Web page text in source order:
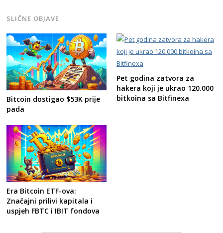
SLIČNE OBJAVE
Bitcoin dostigao $53K prije
pada
Pet godina zatvora za
hakera koji je ukrao 120.000
bitkoina sa Bitfinexa
Era Bitcoin ETF-ova:
Značajni prilivi kapitala i
uspjeh FBTC i IBIT fondova